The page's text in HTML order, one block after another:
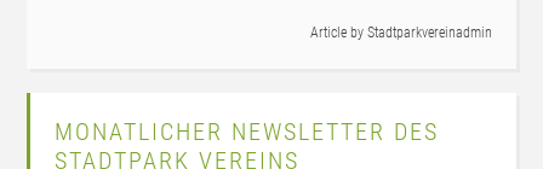
Article by Stadtparkvereinadmin
MONATLICHER NEWSLETTER DES
STADTPARK VEREINS